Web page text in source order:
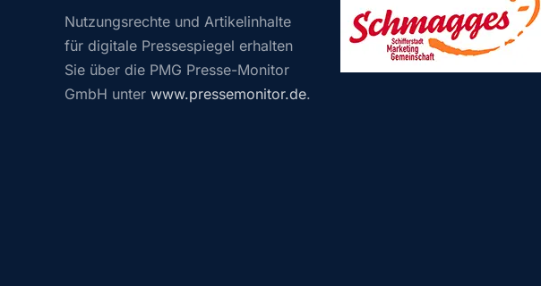
Nutzungsrechte und Artikelinhalte
für digitale Pressespiegel erhalten
Sie über die PMG Presse-Monitor
GmbH unter www.pressemonitor.de.